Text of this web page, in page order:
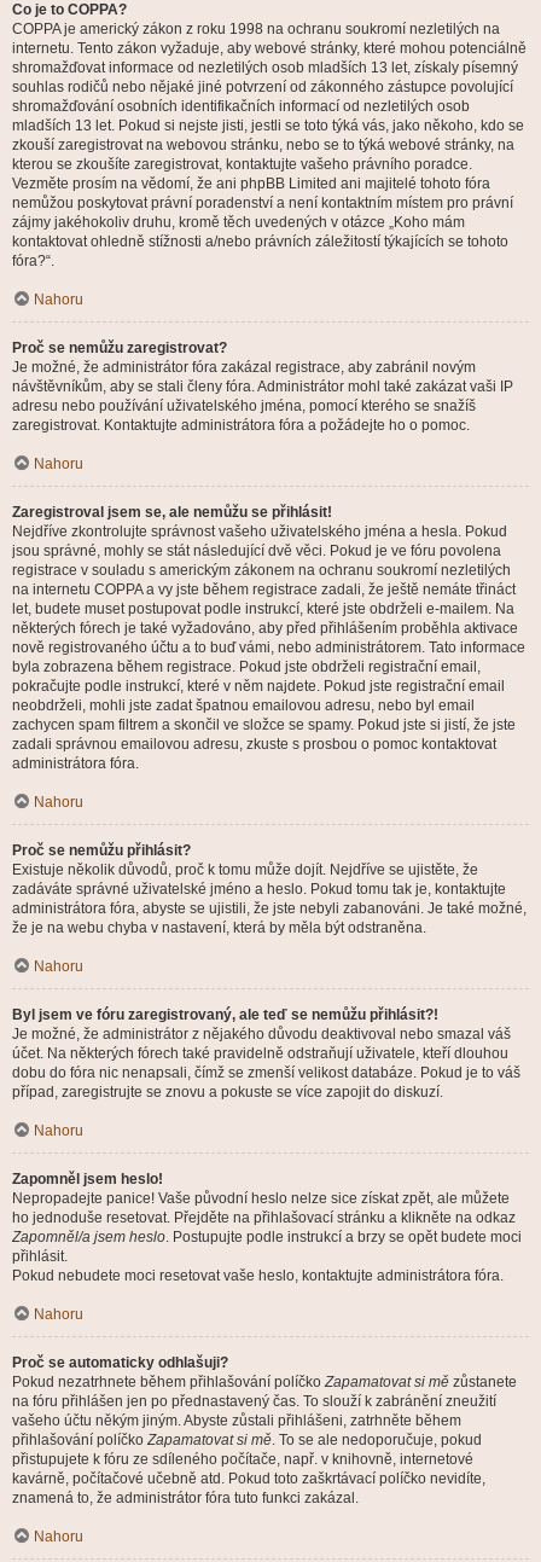
Co je to COPPA?
COPPA je americký zákon z roku 1998 na ochranu soukromí nezletilých na
internetu. Tento zákon vyžaduje, aby webové stránky, které mohou potenciálně
shromažďovat informace od nezletilých osob mladších 13 let, získaly písemný
souhlas rodičů nebo nějaké jiné potvrzení od zákonného zástupce povolující
shromažďování osobních identifikačních informací od nezletilých osob
mladších 13 let. Pokud si nejste jisti, jestli se toto týká vás, jako někoho, kdo se
zkouší zaregistrovat na webovou stránku, nebo se to týká webové stránky, na
kterou se zkoušíte zaregistrovat, kontaktujte vašeho právního poradce.
Vezměte prosím na vědomí, že ani phpBB Limited ani majitelé tohoto fóra
nemůžou poskytovat právní poradenství a není kontaktním místem pro právní
zájmy jakéhokoliv druhu, kromě těch uvedených v otázce „Koho mám
kontaktovat ohledně stížnosti a/nebo právních záležitostí týkajících se tohoto
fóra?“.
Nahoru
Proč se nemůžu zaregistrovat?
Je možné, že administrátor fóra zakázal registrace, aby zabránil novým
návštěvníkům, aby se stali členy fóra. Administrátor mohl také zakázat vaši IP
adresu nebo používání uživatelského jména, pomocí kterého se snažíš
zaregistrovat. Kontaktujte administrátora fóra a požádejte ho o pomoc.
Nahoru
Zaregistroval jsem se, ale nemůžu se přihlásit!
Nejdříve zkontrolujte správnost vašeho uživatelského jména a hesla. Pokud
jsou správné, mohly se stát následující dvě věci. Pokud je ve fóru povolena
registrace v souladu s americkým zákonem na ochranu soukromí nezletilých
na internetu COPPA a vy jste během registrace zadali, že ještě nemáte třináct
let, budete muset postupovat podle instrukcí, které jste obdrželi e-mailem. Na
některých fórech je také vyžadováno, aby před přihlášením proběhla aktivace
nově registrovaného účtu a to buď vámi, nebo administrátorem. Tato informace
byla zobrazena během registrace. Pokud jste obdrželi registrační email,
pokračujte podle instrukcí, které v něm najdete. Pokud jste registrační email
neobdrželi, mohli jste zadat špatnou emailovou adresu, nebo byl email
zachycen spam filtrem a skončil ve složce se spamy. Pokud jste si jistí, že jste
zadali správnou emailovou adresu, zkuste s prosbou o pomoc kontaktovat
administrátora fóra.
Nahoru
Proč se nemůžu přihlásit?
Existuje několik důvodů, proč k tomu může dojít. Nejdříve se ujistěte, že
zadáváte správné uživatelské jméno a heslo. Pokud tomu tak je, kontaktujte
administrátora fóra, abyste se ujistili, že jste nebyli zabanováni. Je také možné,
že je na webu chyba v nastavení, která by měla být odstraněna.
Nahoru
Byl jsem ve fóru zaregistrovaný, ale teď se nemůžu přihlásit?!
Je možné, že administrátor z nějakého důvodu deaktivoval nebo smazal váš
účet. Na některých fórech také pravidelně odstraňují uživatele, kteří dlouhou
dobu do fóra nic nenapsali, čímž se zmenší velikost databáze. Pokud je to váš
případ, zaregistrujte se znovu a pokuste se více zapojit do diskuzí.
Nahoru
Zapomněl jsem heslo!
Nepropadejte panice! Vaše původní heslo nelze sice získat zpět, ale můžete
ho jednoduše resetovat. Přejděte na přihlašovací stránku a klikněte na odkaz
Zapomněl/a jsem heslo. Postupujte podle instrukcí a brzy se opět budete moci
přihlásit.
Pokud nebudete moci resetovat vaše heslo, kontaktujte administrátora fóra.
Nahoru
Proč se automaticky odhlašuji?
Pokud nezatrhnete během přihlašování políčkoZapamatovat si mě zůstanete
na fóru přihlášen jen po přednastavený čas. To slouží k zabránění zneužití
vašeho účtu někým jiným. Abyste zůstali přihlášeni, zatrhněte během
přihlašování políčkoZapamatovat si mě. To se ale nedoporučuje, pokud
přistupujete k fóru ze sdíleného počítače, např. v knihovně, internetové
kavárně, počítačové učebně atd. Pokud toto zaškrtávací políčko nevidíte,
znamená to, že administrátor fóra tuto funkci zakázal.
Nahoru